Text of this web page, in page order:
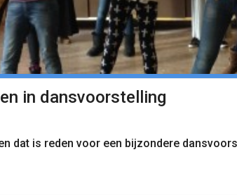
in dansvoorstelling
dat is reden voor een bijzondere